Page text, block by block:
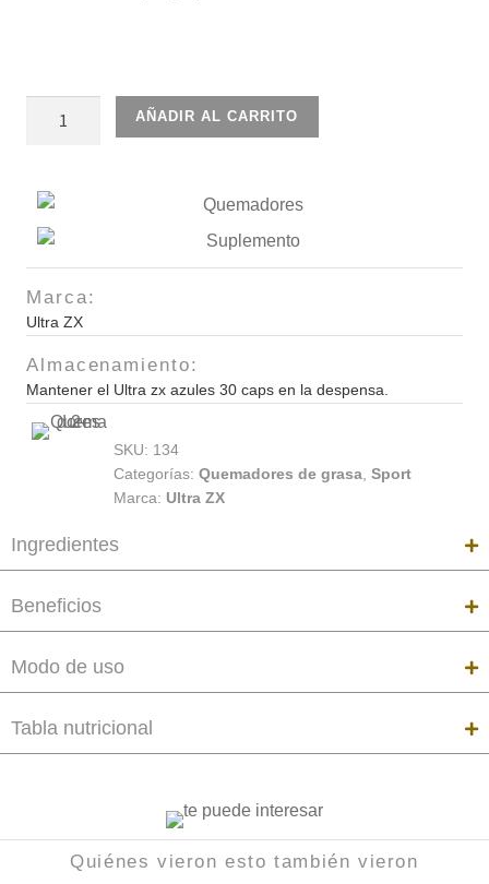
30
cantidad
AÑADIR AL CARRITO
Marca:
Ultra ZX
Almacenamiento:
Mantener el Ultra zx azules 30 caps en la despensa.
SKU: 134
Categorías: Quemadores de grasa, Sport
Marca: Ultra ZX
Ingredientes
Beneficios
Modo de uso
Tabla nutricional
Quiénes vieron esto también vieron